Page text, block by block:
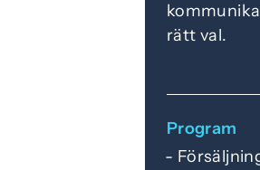
rätt val.
Program